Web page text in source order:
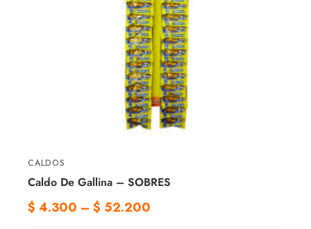
CALDOS
Caldo De Gallina – SOBRES
$ 4.300 – $ 52.200